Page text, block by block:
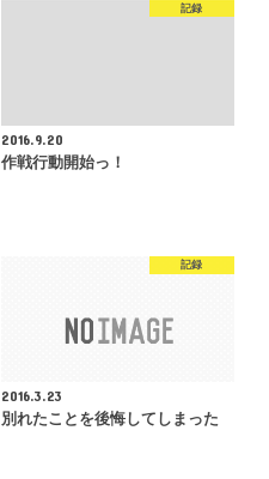
記録
2016.9.20
作戦行動開始っ！
記録
2016.3.23
別れたことを後悔してしまった